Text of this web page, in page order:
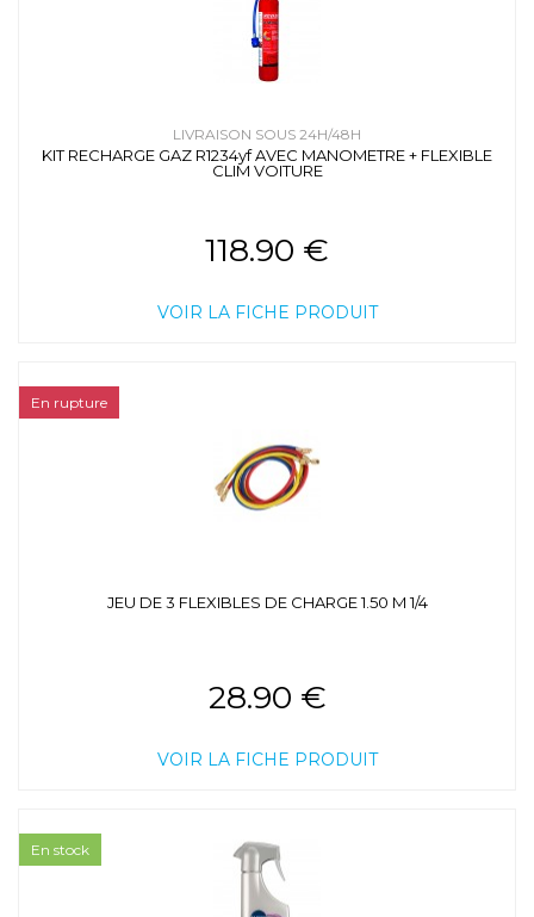
LIVRAISON SOUS 24H/48H
KIT RECHARGE GAZ R1234yf AVEC MANOMETRE + FLEXIBLE
CLIM VOITURE
118.90 €
VOIR LA FICHE PRODUIT
JEU DE 3 FLEXIBLES DE CHARGE 1.50 M 1/4
28.90 €
VOIR LA FICHE PRODUIT
En rupture
En stock